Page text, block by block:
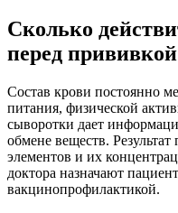
Сколько
перед
Состав крови постоянно
питания, физической
сыворотки дает
обмене веществ.
элементов и их
доктора назначают
вакцинопрофилактикой.